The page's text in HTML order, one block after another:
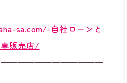
sa.com/-自社ローンと
販売店/